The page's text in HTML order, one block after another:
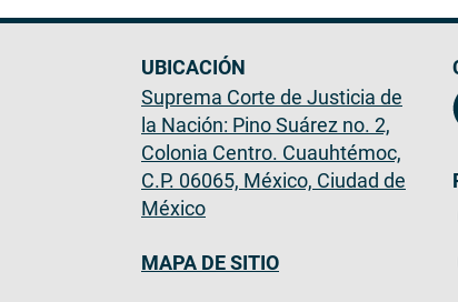
UBICACIÓN
Suprema Corte de Justicia de
la Nación: Pino Suárez no. 2,
Colonia Centro. Cuauhtémoc,
C.P. 06065, México, Ciudad de
México
MAPA DE SITIO